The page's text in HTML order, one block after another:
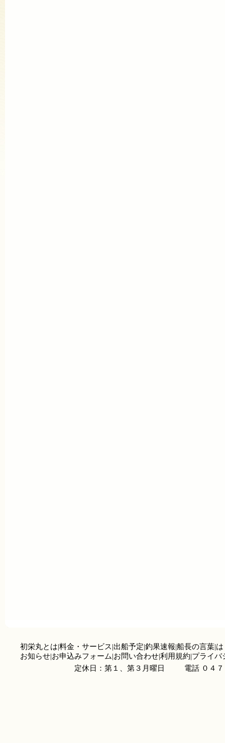
初栄丸とは|料金・サービス|出船予定|釣果速報|船長の言葉|
お知らせ|お申込みフォーム|お問い合わせ|利用規約|プライバ
定休日：第１、第３月曜日
電話 ０４